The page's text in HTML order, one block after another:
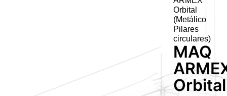
Orbital
(Metálico
Pilares
circulares)
MAQ
Orbital